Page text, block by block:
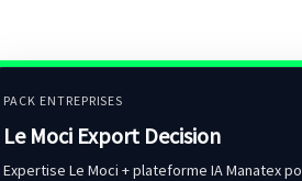
PACK ENTREPRISES
Le Moci Export Decision
Expertise Le Moci + plateforme IA Manatex